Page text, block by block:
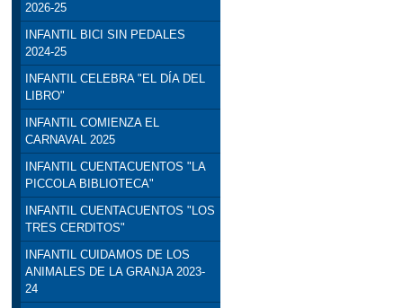
2026-25
INFANTIL BICI SIN PEDALES
2024-25
INFANTIL CELEBRA "EL DÍA DEL
LIBRO"
INFANTIL COMIENZA EL
CARNAVAL 2025
INFANTIL CUENTACUENTOS "LA
PICCOLA BIBLIOTECA"
INFANTIL CUENTACUENTOS "LOS
TRES CERDITOS"
INFANTIL CUIDAMOS DE LOS
ANIMALES DE LA GRANJA 2023-
24